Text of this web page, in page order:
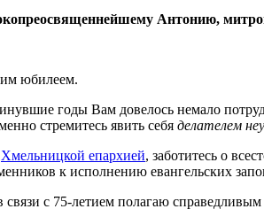
Антонию,
юбилеем.
годы Вам довелось немало
стремитесь явить себя делателем
Хмельницкой епархией, заботитесь о
к исполнению евангельских
с 75-летием полагаю